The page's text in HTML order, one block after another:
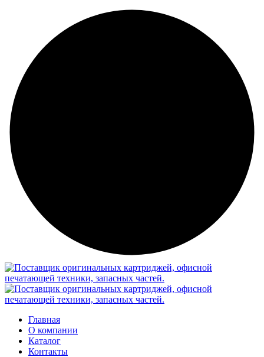
Главная
О компании
Каталог
Контакты